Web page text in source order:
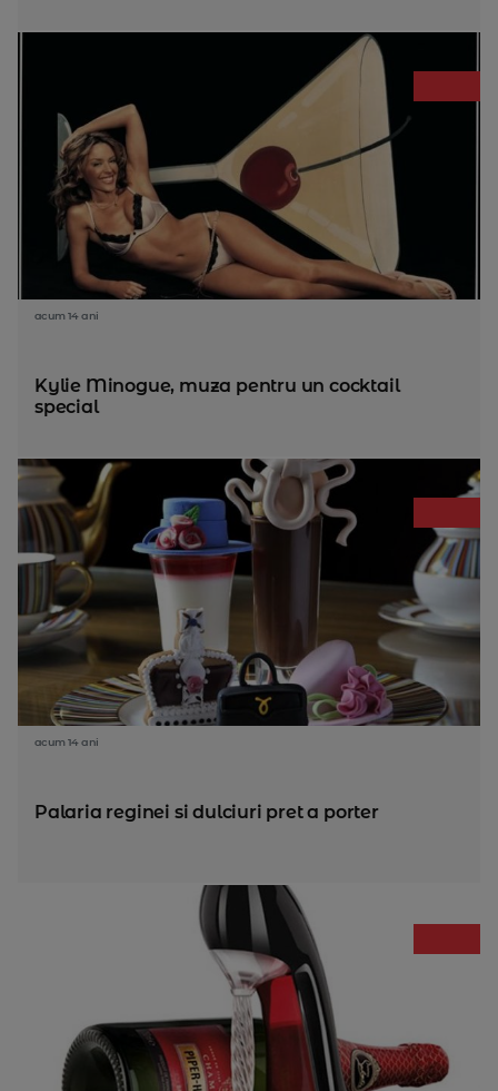
acum 14 ani
Kylie Minogue, muza pentru un cocktail
special
acum 14 ani
Palaria reginei si dulciuri pret a porter